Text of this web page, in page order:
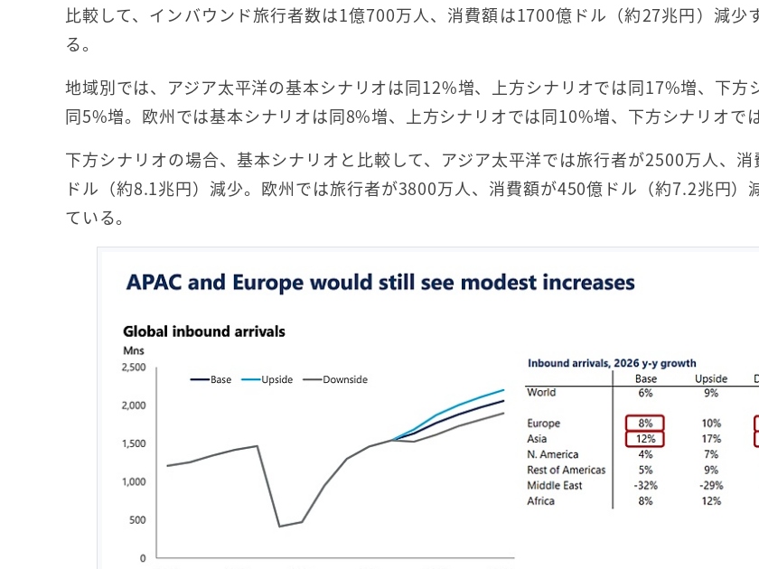
比較して、インバウンド旅行者数は1億700万人、消費額は1700億ドル（約27兆円）減少
る。
地域別では、アジア太平洋の基本シナリオは同12%増、上方シナリオでは同17%増、下方
同5%増。欧州では基本シナリオは同8%増、上方シナリオでは同10%増、下方シナリオで
下方シナリオの場合、基本シナリオと比較して、アジア太平洋では旅行者が2500万人、
ドル（約8.1兆円）減少。欧州では旅行者が3800万人、消費額が450億ドル（約7.2兆円）
ている。